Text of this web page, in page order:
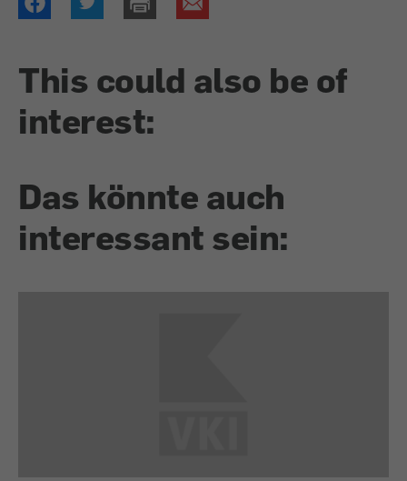
This could also be of
interest:
Das könnte auch
interessant sein: